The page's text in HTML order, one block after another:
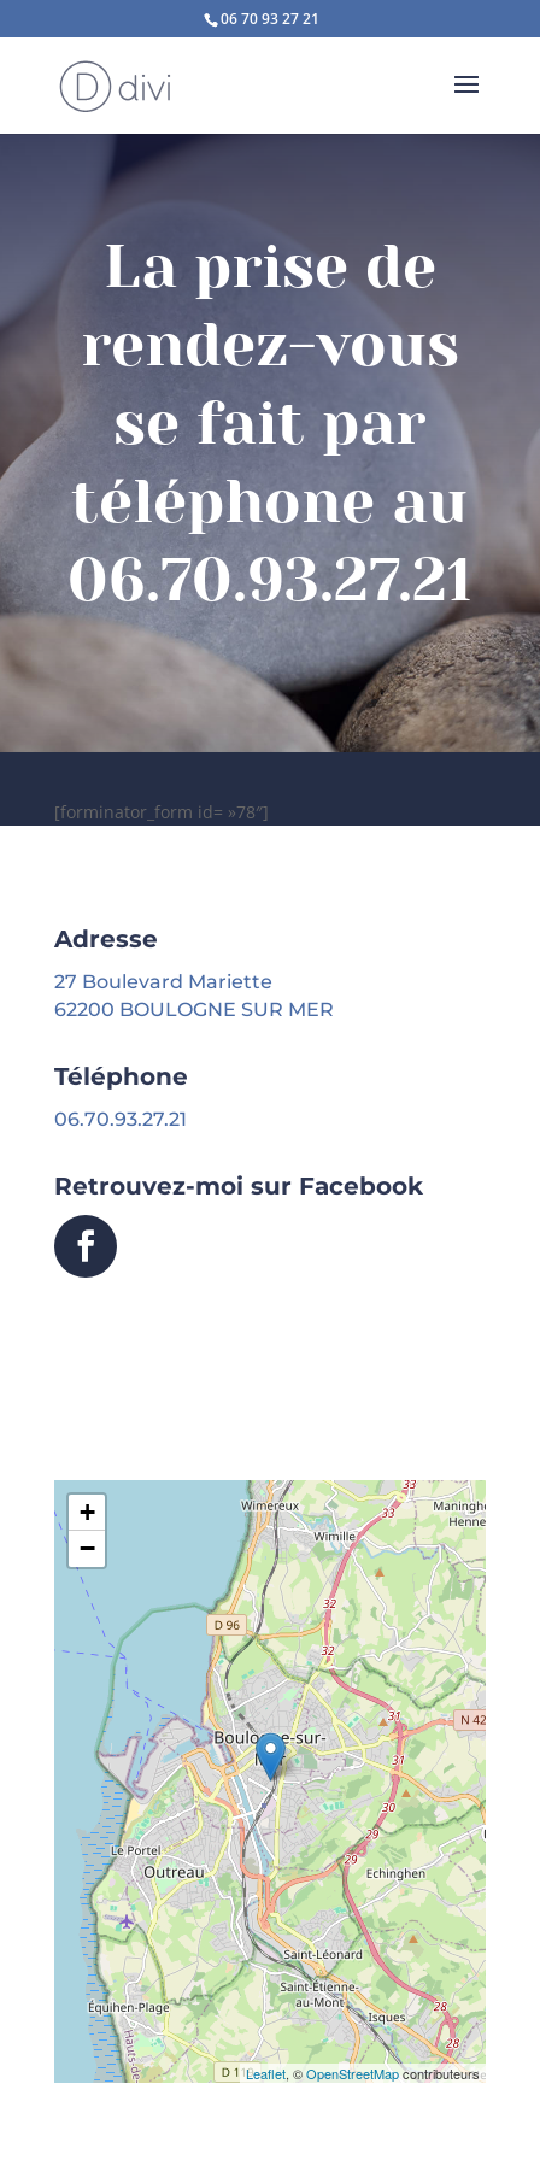
06 70 93 27 21
La prise de
rendez-vous
se fait par
téléphone au
06.70.93.27.21
[forminator_form id= »78″]
Adresse
27 Boulevard Mariette
62200 BOULOGNE SUR MER
Téléphone
06.70.93.27.21
Retrouvez-moi sur Facebook
+
−
Leaflet, ©OpenStreetMapcontributeurs